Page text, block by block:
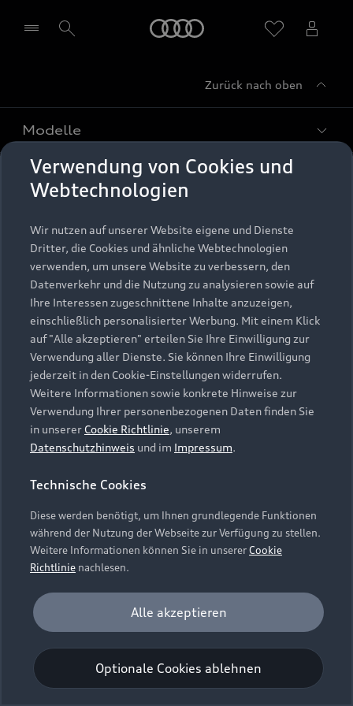
Verwendung von Cookies und
Webtechnologien
Wir nutzen auf unserer Website eigene und Dienste
Dritter, die Cookies und ähnliche Webtechnologien
verwenden, um unsere Website zu verbessern, den
Datenverkehr und die Nutzung zu analysieren sowie auf
Ihre Interessen zugeschnittene Inhalte anzuzeigen,
einschließlich personalisierter Werbung. Mit einem Klick
auf "Alle akzeptieren" erteilen Sie Ihre Einwilligung zur
Verwendung aller Dienste. Sie können Ihre Einwilligung
jederzeit in den Cookie-Einstellungen widerrufen.
Weitere Informationen sowie konkrete Hinweise zur
Verwendung Ihrer personenbezogenen Daten finden Sie
in unserer Cookie Richtlinie, unserem
Datenschutzhinweis und im Impressum.
Technische Cookies
Diese werden benötigt, um Ihnen grundlegende Funktionen
während der Nutzung der Webseite zur Verfügung zu stellen.
Weitere Informationen können Sie in unsererCookie
Richtlinie nachlesen.
Analyse und Statistik
Performance Cookies sammeln Informationen
darüber, wie unsere Webseite genutzt wird (z. B.
Anzahl der Besuche, Verweildauer). Diese Cookies
werden zur Optimierung der Webseite verwendet.
Optionale Cookies ablehnen
Alle akzeptieren
Zurück nach oben
Modelle
Alle Modelle
Elektromodelle
Plug-in-Hybride
Kaufen & leasen
Neuwagensuche
Gebrauchtwagensuche
Gebrauchtwagen
Finanzierung
Aktionen & Angebote
Geschäftskunden
Saisonale Angebote
Audi Services
Garantie
Audi digital services
myAudi
Support
Kundenservice
Händlersuche
Audi Code
Häufige Fragen (FAQ)
Audi Online Beratung
Bordbuch & Bedienungsanleitungen
Verträge kündigen
Vertrag widerrufen
Über Audi
Unternehmen
Karriere
Investor Relations
Presse & Media Center
Datenschutz
Audi erleben
Newsletter
© 2026 AUDI AG. Alle Rechte vorbehalten
Datenschutzinformation
Cookie-Richtlinie
Barrierefreiheit
Digital Services Act
EU Data Act
Embleme am Fahrzeug bei allen Abbildungen auf dieser
Webseite kann abweichen.